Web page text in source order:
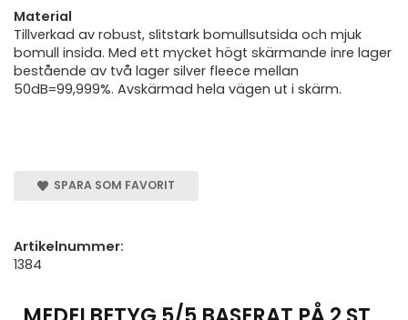
Material
Tillverkad av robust, slitstark bomullsutsida och mjuk
bomull insida. Med ett mycket högt skärmande inre lager
bestående av två lager silver fleece mellan
50dB=99,999%. Avskärmad hela vägen ut i skärm.
SPARA SOM FAVORIT
Artikelnummer:
1384